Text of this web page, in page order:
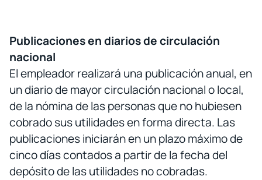
Publicaciones en diarios de circulación
nacional
El empleador realizará una publicación anual, en
un diario de mayor circulación nacional o local,
de la nómina de las personas que no hubiesen
cobrado sus utilidades en forma directa. Las
publicaciones iniciarán en un plazo máximo de
cinco días contados a partir de la fecha del
depósito de las utilidades no cobradas.